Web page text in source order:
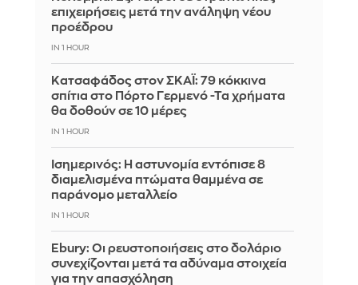
επιχειρήσεις μετά την ανάληψη νέου
προέδρου
IN 1 HOUR
Kατσαφάδος στον ΣΚΑΪ: 79 κόκκινα
σπίτια στο Πόρτο Γερμενό -Τα χρήματα
θα δοθούν σε 10 μέρες
IN 1 HOUR
Ισημερινός: Η αστυνομία εντόπισε 8
διαμελισμένα πτώματα θαμμένα σε
παράνομο μεταλλείο
IN 1 HOUR
Ebury: Οι ρευστοποιήσεις στο δολάριο
συνεχίζονται μετά τα αδύναμα στοιχεία
για την απασχόληση